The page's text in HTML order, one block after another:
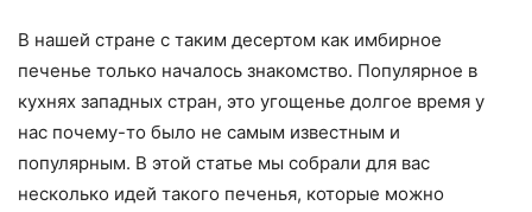
В нашей стране с таким десертом как имбирное
печенье только началось знакомство. Популярное в
кухнях западных стран, это угощенье долгое время у
нас почему-то было не самым известным и
популярным. В этой статье мы собрали для вас
несколько идей такого печенья, которые можно